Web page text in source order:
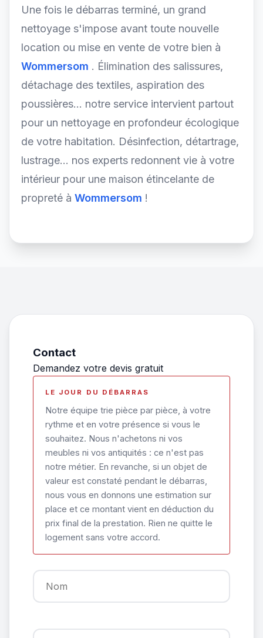
Une fois le débarras terminé, un grand
nettoyage s'impose avant toute nouvelle
location ou mise en vente de votre bien à
Wommersom . Élimination des salissures,
détachage des textiles, aspiration des
poussières... notre service intervient partout
pour un nettoyage en profondeur écologique
de votre habitation. Désinfection, détartrage,
lustrage... nos experts redonnent vie à votre
intérieur pour une maison étincelante de
propreté à Wommersom !
Contact
Demandez votre devis gratuit
LE JOUR DU DÉBARRAS
Notre équipe trie pièce par pièce, à votre
rythme et en votre présence si vous le
souhaitez. Nous n'achetons ni vos
meubles ni vos antiquités : ce n'est pas
notre métier. En revanche, si un objet de
valeur est constaté pendant le débarras,
nous vous en donnons une estimation sur
place et ce montant vient en déduction du
prix final de la prestation. Rien ne quitte le
logement sans votre accord.